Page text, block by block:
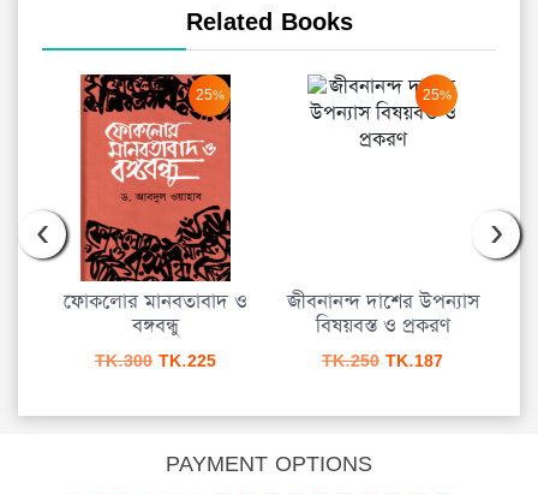
Related Books
25%
ফোকলোর মানবতাবাদ ও
বঙ্গবন্ধু
TK.300 Original
was:
TK.225Current
is:
25%
জীবনানন্দ দাশের উপন্যাস
বিষয়বস্ত ও প্রকরণ
TK.250 Original
was:
TK.187Current
is:
‹ ›
PAYMENT OPTIONS